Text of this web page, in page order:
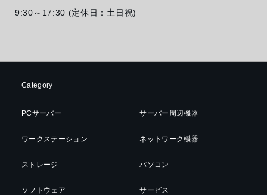
9:30～17:30 (定休日：土日祝)
Category
PCサーバー
ワークステーション
ストレージ
ソフトウェア
サーバー周辺機器
ネットワーク機器
パソコン
サービス